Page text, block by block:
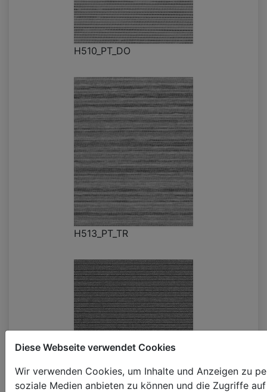
Diese Webseite verwendet Cookies
Wir verwenden Cookies, um Inhalte und Anzeigen zu
soziale Medien anbieten zu können und die Zugriffe
H510_PT_DO
H513_PT_TR